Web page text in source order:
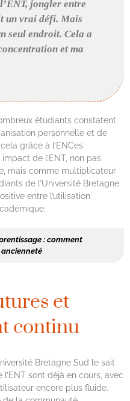
jongler entre
un vrai défi. Mais
seul endroit. Cela a
et ma
étudiants constatent
personnelle et de
grâce à l’ENCes
de l’ENT, non pas
mais comme multiplicateur
de l’Université Bretagne
entre l’utilisation
: comment
et
continu
Bretagne Sud le sait
sont déjà en cours, avec
encore plus fluide.